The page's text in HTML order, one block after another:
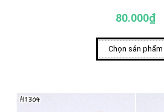
80.000₫
Chọn sản phẩm